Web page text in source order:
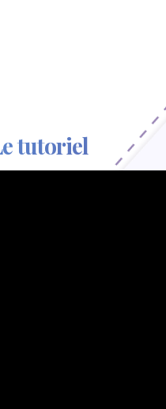
tutoriel